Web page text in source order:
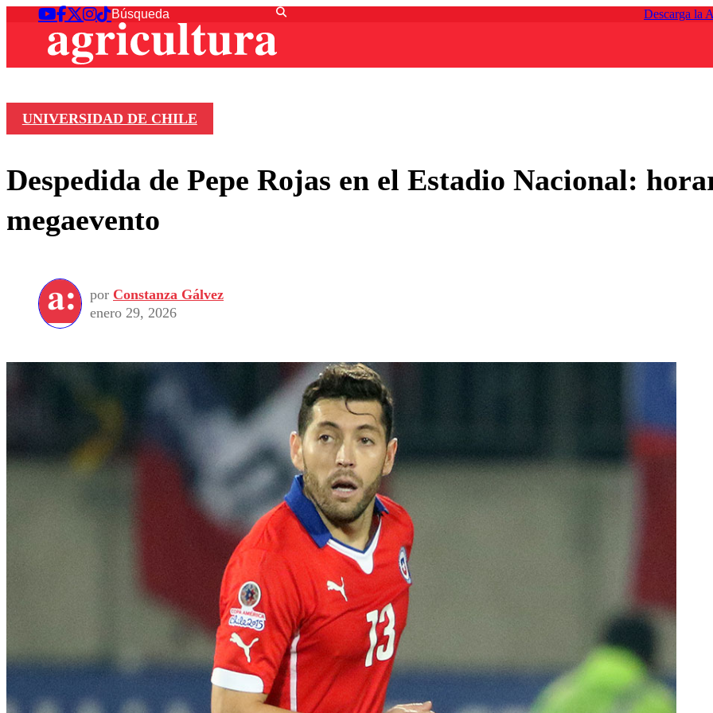
Descarga la
UNIVERSIDAD DE CHILE
Despedida de Pepe Rojas en el Estadio Nacional:
megaevento
por Constanza Gálvez
enero 29, 2026